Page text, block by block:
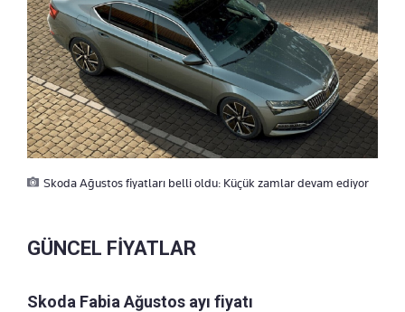
Skoda Ağustos fiyatları belli oldu: Küçük zamlar devam ediyor
GÜNCEL FİYATLAR
Skoda Fabia Ağustos ayı fiyatı